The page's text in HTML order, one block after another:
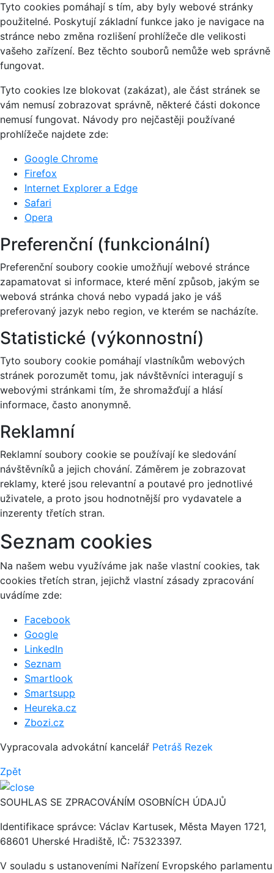
Tyto cookies pomáhají s tím, aby byly webové stránky
použitelné. Poskytují základní funkce jako je navigace na
stránce nebo změna rozlišení prohlížeče dle velikosti
vašeho zařízení. Bez těchto souborů nemůže web správně
fungovat.
Tyto cookies lze blokovat (zakázat), ale část stránek se
vám nemusí zobrazovat správně, některé části dokonce
nemusí fungovat. Návody pro nejčastěji používané
prohlížeče najdete zde:
Google Chrome
Firefox
Internet Explorer a Edge
Safari
Opera
Preferenční (funkcionální)
Preferenční soubory cookie umožňují webové stránce
zapamatovat si informace, které mění způsob, jakým se
webová stránka chová nebo vypadá jako je váš
preferovaný jazyk nebo region, ve kterém se nacházíte.
Statistické (výkonnostní)
Tyto soubory cookie pomáhají vlastníkům webových
stránek porozumět tomu, jak návštěvníci interagují s
webovými stránkami tím, že shromažďují a hlásí
informace, často anonymně.
Reklamní
Reklamní soubory cookie se používají ke sledování
návštěvníků a jejich chování. Záměrem je zobrazovat
reklamy, které jsou relevantní a poutavé pro jednotlivé
uživatele, a proto jsou hodnotnější pro vydavatele a
inzerenty třetích stran.
Seznam cookies
Na našem webu využíváme jak naše vlastní cookies, tak
cookies třetích stran, jejichž vlastní zásady zpracování
uvádíme zde:
Facebook
Google
LinkedIn
Seznam
Smartlook
Smartsupp
Heureka.cz
Zbozi.cz
Vypracovala advokátní kancelář Petráš Rezek
Zpět
SOUHLAS SE ZPRACOVÁNÍM OSOBNÍCH ÚDAJŮ
Identifikace správce: Václav Kartusek, Města Mayen 1721,
68601 Uherské Hradiště, IČ: 75323397.
V souladu s ustanoveními Nařízení Evropského parlamentu